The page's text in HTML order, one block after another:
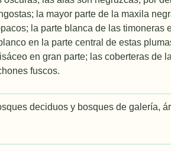
la mayor parte de la maxila
la parte blanca de las timoneras
en la parte central de estas
en gran parte; las coberteras de
fuscos.
deciduos y bosques de galerí­a,